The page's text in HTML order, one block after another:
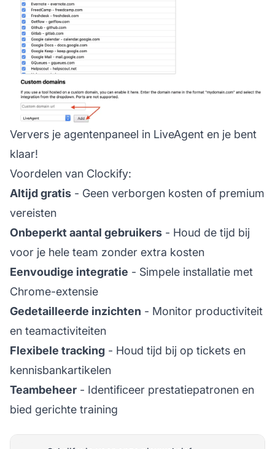
Ververs je agentenpaneel in LiveAgent en je bent
klaar!
Voordelen van Clockify:
Altijd gratis - Geen verborgen kosten of premium
vereisten
Onbeperkt aantal gebruikers - Houd de tijd bij
voor je hele team zonder extra kosten
Eenvoudige integratie - Simpele installatie met
Chrome-extensie
Gedetailleerde inzichten - Monitor productiviteit
en teamactiviteiten
Flexibele tracking - Houd tijd bij op tickets en
kennisbankartikelen
Teambeheer - Identificeer prestatiepatronen en
bied gerichte training